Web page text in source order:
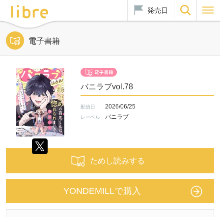
発売日
電子書籍
バニラブvol.78
配信日 2026/06/25
レーベル バニラブ
ためし読みする
YONDEMILLで購入